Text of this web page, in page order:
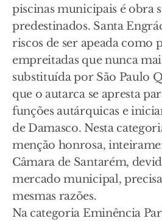
piscinas municipais é obra
predestinados. Santa
riscos de ser apeada como
empreitadas que nunca
substituída por São Paulo
que o autarca se apresta
funções autárquicas e
de Damasco. Nesta
menção honrosa,
Câmara de Santarém,
mercado municipal,
mesmas razões.
Na categoria Eminência